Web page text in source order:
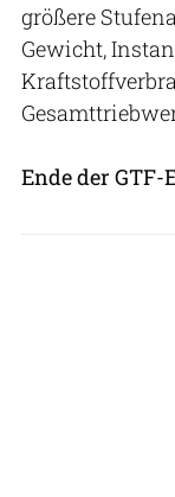
größere
Gewicht,
Ende der